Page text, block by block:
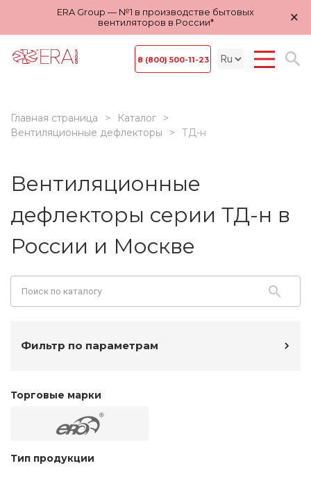
ERA Group — №1 в производстве бытовых
вентиляторов в России*
×
8 (800) 500-11-23
Главная страница
Каталог
Вентиляционные дефлекторы
ТД-н
Вентиляционные
дефлекторы серии ТД-н в
России и Москве
Фильтр по параметрам
Торговые марки
Тип продукции